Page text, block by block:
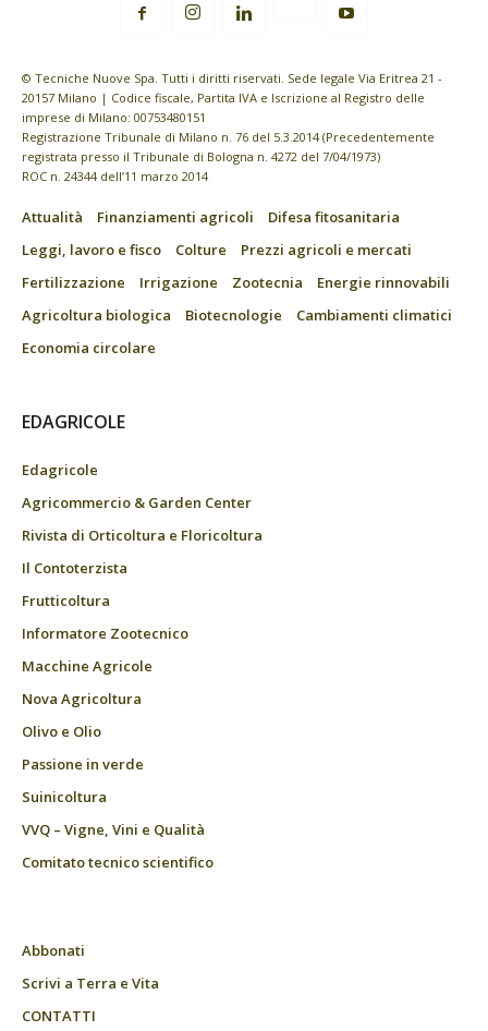
© Tecniche Nuove Spa. Tutti i diritti riservati. Sede legale Via Eritrea 21 -
20157 Milano | Codice fiscale, Partita IVA e Iscrizione al Registro delle
imprese di Milano: 00753480151
Registrazione Tribunale di Milano n. 76 del 5.3.2014 (Precedentemente
registrata presso il Tribunale di Bologna n. 4272 del 7/04/1973)
ROC n. 24344 dell’11 marzo 2014
Attualità Finanziamenti agricoli
Difesa fitosanitaria
Leggi, lavoro e fisco
Colture
Prezzi agricoli e mercati
Fertilizzazione
Irrigazione Zootecnia
Energie rinnovabili
Agricoltura biologica
Biotecnologie
Cambiamenti climatici
Economia circolare
EDAGRICOLE
Edagricole
Agricommercio & Garden Center
Rivista di Orticoltura e Floricoltura
Il Contoterzista
Frutticoltura
Informatore Zootecnico
Macchine Agricole
Nova Agricoltura
Olivo e Olio
Passione in verde
Suinicoltura
VVQ – Vigne, Vini e Qualità
Comitato tecnico scientifico
Abbonati
Scrivi a Terra e Vita
CONTATTI